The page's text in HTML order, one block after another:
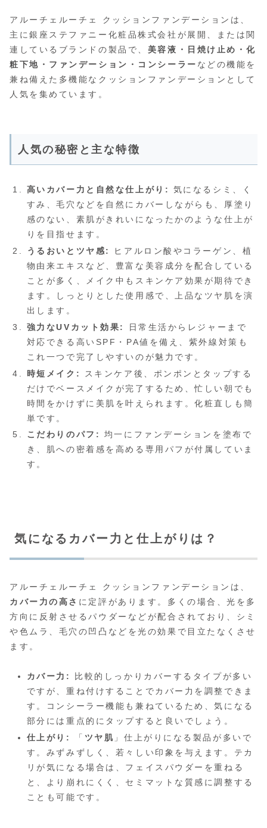
アルーチェルーチェ クッションファンデーションは、
主に銀座ステファニー化粧品株式会社が展開、または関
連しているブランドの製品で、 美容液・日焼け止め・化
粧下地・ファンデーション・コンシーラー などの機能を
兼ね備えた多機能なクッションファンデーションとして
人気を集めています。
人気の秘密と主な特徴
高いカバー力と自然な仕上がり:
気になるシミ、く
すみ、毛穴などを自然にカバーしながらも、厚塗り
感のない、素肌がきれいになったかのような仕上が
りを目指せます。
うるおいとツヤ感:
ヒアルロン酸やコラーゲン、植
物由来エキスなど、豊富な美容成分を配合している
ことが多く、メイク中もスキンケア効果が期待でき
ます。しっとりとした使用感で、上品なツヤ肌を演
出します。
強力なUVカット効果:
日常生活からレジャーまで
対応できる高いSPF・PA値を備え、紫外線対策も
これ一つで完了しやすいのが魅力です。
時短メイク:
スキンケア後、ポンポンとタップする
だけでベースメイクが完了するため、忙しい朝でも
時間をかけずに美肌を叶えられます。化粧直しも簡
単です。
こだわりのパフ:
均一にファンデーションを塗布で
き、肌への密着感を高める専用パフが付属していま
す。
気になるカバー力と仕上がりは？
アルーチェルーチェ クッションファンデーションは、
カバー力の高さ に定評があります。多くの場合、光を多
方向に反射させるパウダーなどが配合されており、シミ
や色ムラ、毛穴の凹凸などを光の効果で目立たなくさせ
ます。
カバー力:
比較的しっかりカバーするタイプが多い
ですが、重ね付けすることでカバー力を調整できま
す。コンシーラー機能も兼ねているため、気になる
部分には重点的にタップすると良いでしょう。
仕上がり:
「 ツヤ肌 」仕上がりになる製品が多いで
す。みずみずしく、若々しい印象を与えます。テカ
リが気になる場合は、フェイスパウダーを重ねる
と、より崩れにくく、セミマットな質感に調整する
ことも可能です。